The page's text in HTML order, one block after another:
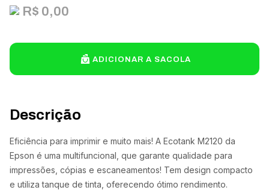
Descrição
Eficiência para imprimir e muito mais! A Ecotank M2120 da
Epson é uma multifuncional, que garante qualidade para
impressões, cópias e escaneamentos! Tem design compacto
e utiliza tanque de tinta, oferecendo ótimo rendimento.
R$ 0,00
ADICIONAR A SACOLA